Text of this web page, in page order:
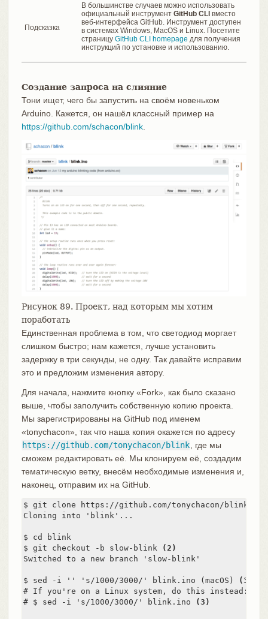
Подсказка
В большинстве случаев можно использовать
официальный инструмент GitHub CLIвместо
веб-интерфейса GitHub. Инструмент доступен
в системах Windows, MacOS и Linux. Посетите
страницу GitHub CLI homepage для получения
инструкций по установке и использованию.
Создание запроса на слияние
Тони ищет, чего бы запустить на своём новеньком
Arduino. Кажется, он нашёл классный пример на
https://github.com/schacon/blink.
Рисунок 89. Проект, над которым мы хотим
поработать
Единственная проблема в том, что светодиод моргает
слишком быстро; нам кажется, лучше установить
задержку в три секунды, не одну. Так давайте исправим
это и предложим изменения автору.
Для начала, нажмите кнопку «Fork», как было сказано
выше, чтобы заполучить собственную копию проекта.
Мы зарегистрированы на GitHub под именем
«tonychacon», так что наша копия окажется по адресу
https://github.com/tonychacon/blink, где мы
сможем редактировать её. Мы клонируем её, создадим
тематическую ветку, внесём необходимые изменения и,
наконец, отправим их на GitHub.
$ git clone https://github.com/tonychacon/blink
Cloning into 'blink'...
$ cd blink
$ git checkout -b slow-blink
(2)
Switched to a new branch 'slow-blink'
$ sed -i '' 's/1000/3000/' blink.ino (macOS)
(3)
# If you're on a Linux system, do this instead:
# $ sed -i 's/1000/3000/' blink.ino
(3)